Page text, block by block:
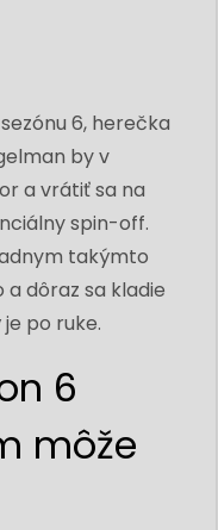
6, herečka
by v
a vrátiť sa na
spin-off.
takýmto
dôraz sa kladie
po ruke.
6
môže